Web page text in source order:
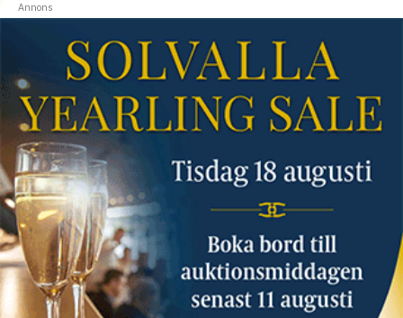
Annons